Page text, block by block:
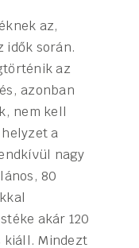
az,
idők során.
az
azonban
nem kell
a
nagy
80
akár 120
kiáll. Mindezt